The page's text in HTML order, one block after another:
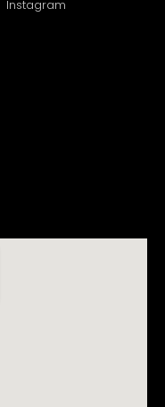
Instagram